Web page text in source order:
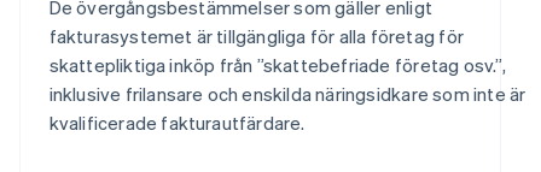
De övergångsbestämmelser som gäller enligt
fakturasystemet är tillgängliga för alla företag för
skattepliktiga inköp från ”skattebefriade företag osv.”,
inklusive frilansare och enskilda näringsidkare som inte är
kvalificerade fakturautfärdare.